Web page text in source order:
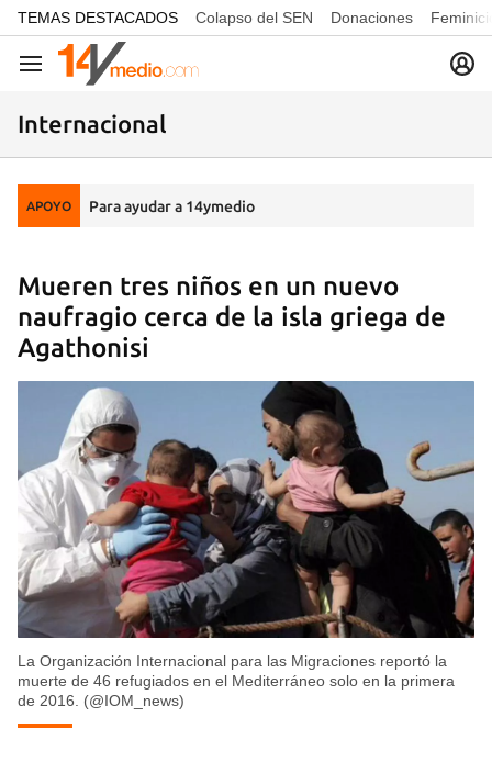
common.go-to-content
TEMAS DESTACADOS Colapso del SEN Donaciones
Navegación
Internacional
APOYO Para ayudar a 14ymedio
Mueren tres niños en un nuevo
naufragio cerca de la isla griega de
Agathonisi
La Organización Internacional para las Migraciones reportó la
muerte de 46 refugiados en el Mediterráneo solo en la primera
de 2016. (@IOM_news)